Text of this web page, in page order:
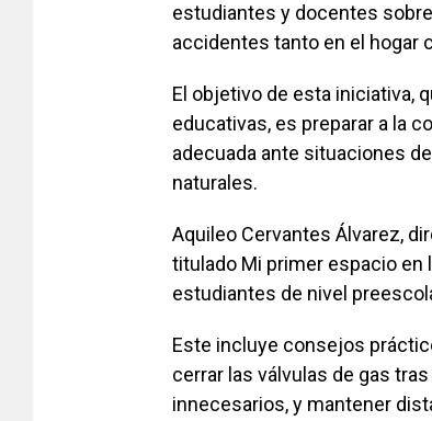
estudiantes y docentes
accidentes tanto en el hogar
El objetivo de esta iniciativa,
educativas, es preparar a la
adecuada ante situaciones
naturales.
Aquileo Cervantes Álvarez,
titulado Mi primer espacio en
estudiantes de nivel
Este incluye consejos
cerrar las válvulas de gas
innecesarios, y mantener